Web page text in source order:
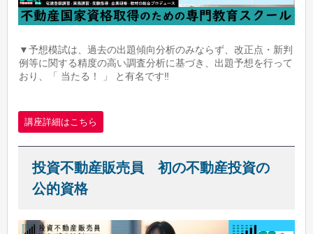
▼予想模試は、過去の出題傾向分析のみならず、改正点・新判
例等に関する精度の高い調査分析に基づき、出題予想を行って
おり、「 当たる！ 」 と有名です‼
講座詳細はこちら
投資不動産販売員 初の不動産投資の
公的資格